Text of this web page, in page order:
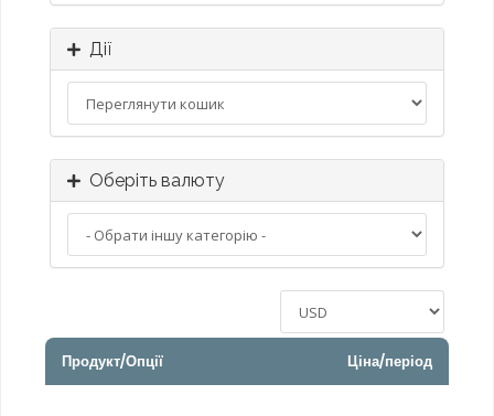
Дії
Оберіть валюту
Продукт/Опції Ціна/період